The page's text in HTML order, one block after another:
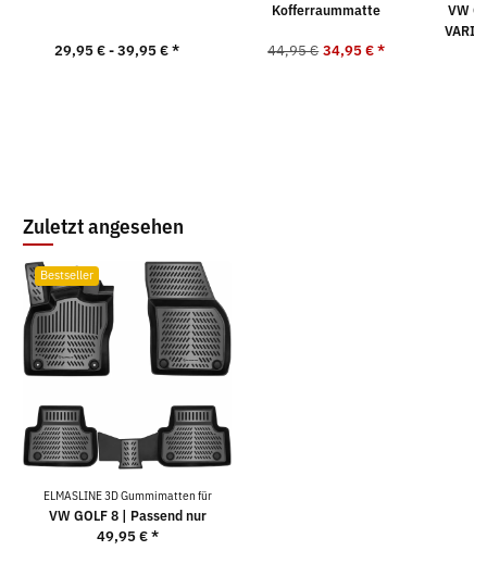
29,95 € -39,95 €*
Kofferraummatte
44,95 € 34,95 €*
VW
Zuletzt angesehen
Bestseller
ELMASLINE 3D Gummimatten für
VW GOLF 8 | Passend nur
49,95 €*